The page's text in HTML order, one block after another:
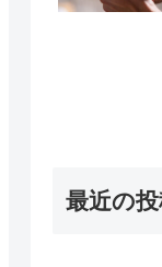
最近の